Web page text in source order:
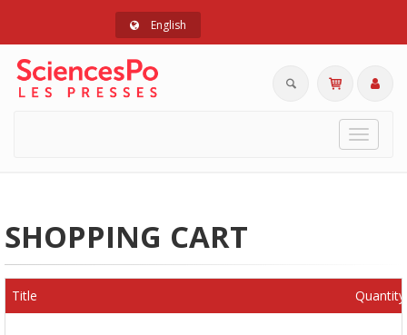
English
Toggle
SHOPPING CART
Title Quantity